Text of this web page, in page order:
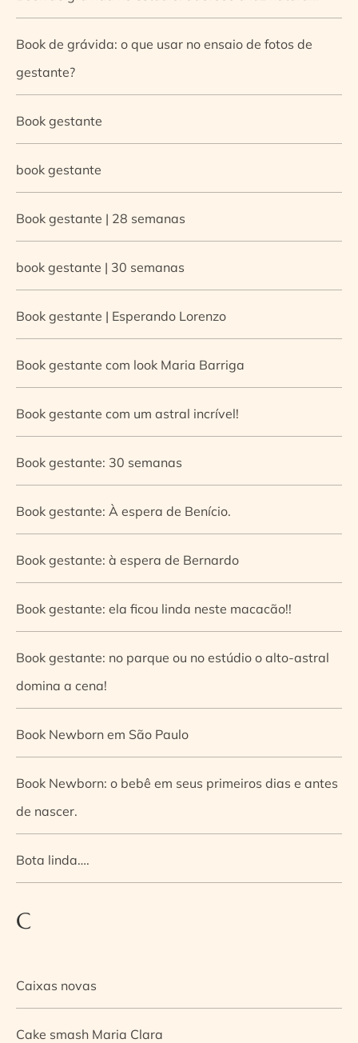
Book de grávida: o que usar no ensaio de fotos de
gestante?
Book gestante
book gestante
Book gestante | 28 semanas
book gestante | 30 semanas
Book gestante | Esperando Lorenzo
Book gestante com look Maria Barriga
Book gestante com um astral incrível!
Book gestante: 30 semanas
Book gestante: À espera de Benício.
Book gestante: à espera de Bernardo
Book gestante: ela ficou linda neste macacão!!
Book gestante: no parque ou no estúdio o alto-astral
domina a cena!
Book Newborn em São Paulo
Book Newborn: o bebê em seus primeiros dias e antes
de nascer.
Bota linda….
C
Caixas novas
Cake smash Maria Clara